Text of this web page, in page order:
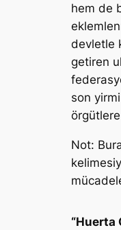
hem de
devletle
getiren
son
Not:
“Huerta